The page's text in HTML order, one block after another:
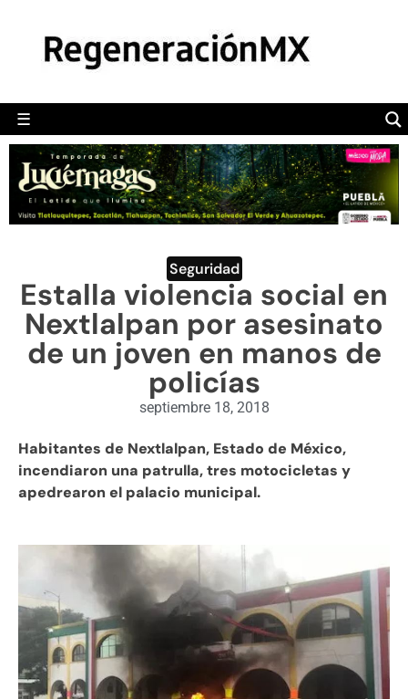
☰
POLÍTICA
CAMALEÓN
OPINIÓN
DEPORTES
ENGLISH SECTION
VIDEOS
Seguridad
Estalla violencia social en
Nextlalpan por asesinato
de un joven en manos de
policías
septiembre 18, 2018
Habitantes de Nextlalpan, Estado de México,
incendiaron una patrulla, tres motocicletas y
apedrearon el palacio municipal.